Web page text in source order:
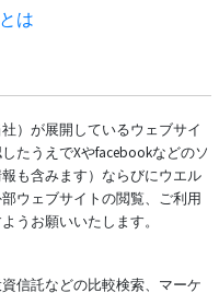
は
）が展開しているウェブサイ
たうえでXやfacebookなどのソ
も含みます）ならびにウエル
ウェブサイトの閲覧、ご利用
うお願いいたします。
信託などの比較検索、マーケ